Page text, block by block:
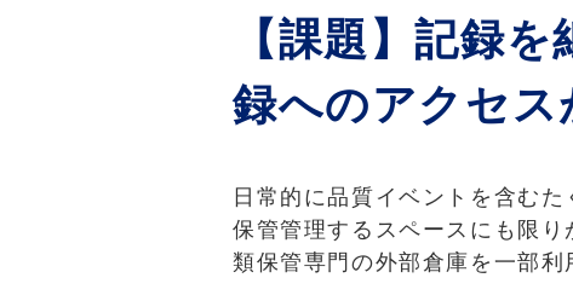
【課題】記録
録へのアクセス
日常的に品質イベントを含む
保管管理するスペースにも限
類保管専門の外部倉庫を一部利